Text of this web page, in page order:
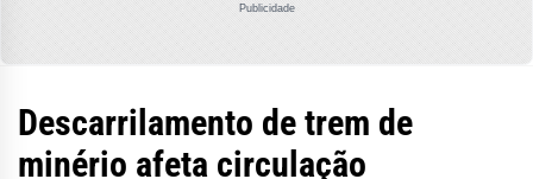
Publicidade
Descarrilamento de trem de
minério afeta circulação